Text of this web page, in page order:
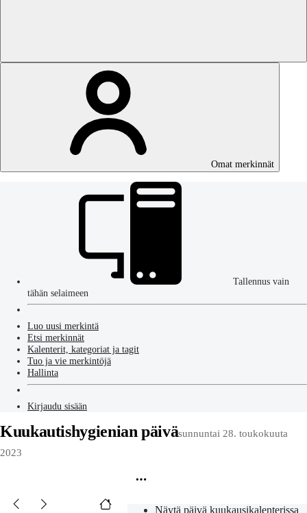
Omat merkinnät
Tallennus vain
tähän selaimeen
Luo uusi merkintä
Etsi merkinnät
Kalenterit, kategoriat ja tagit
Tuo ja vie merkintöjä
Hallinta
Kirjaudu sisään
Kuukautishygienian päiväsunnuntai 28. toukokuuta
2023
Näytä päivä kuukausikalenterissa